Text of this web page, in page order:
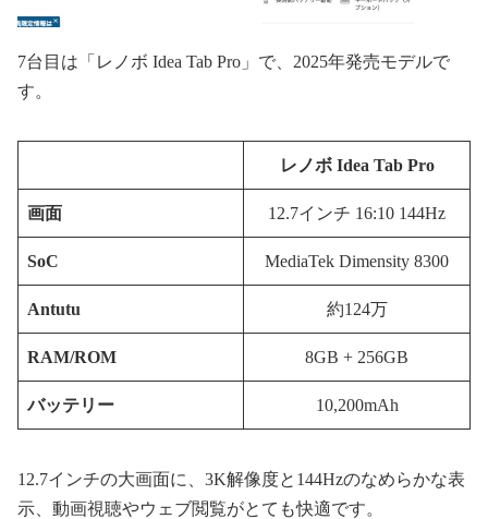
7台目は「レノボ Idea Tab Pro」で、2025年発売モデルで
す。
レノボ Idea Tab Pro
画面 12.7インチ 16:10 144Hz
SoC MediaTek Dimensity 8300
Antutu 約124万
RAM/ROM 8GB + 256GB
バッテリー 10,200mAh
12.7インチの大画面に、3K解像度と144Hzのなめらかな表
示、動画視聴やウェブ閲覧がとても快適です。